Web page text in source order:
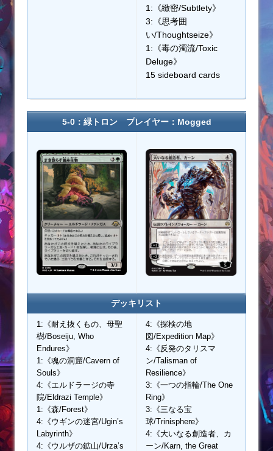
1:《緻密/Subtlety》
3:《思考囲
い/Thoughtseize》
1:《毒の濁流/Toxic
Deluge》
15 sideboard cards
5-0：緑トロン プレイヤー：Mogged
デッキリスト
1:《耐え抜くもの、母聖
樹/Boseiju, Who
Endures》
1:《魂の洞窟/Cavern of
Souls》
4:《エルドラージの寺
院/Eldrazi Temple》
1:《森/Forest》
4:《ウギンの迷宮/Ugin’s
Labyrinth》
4:《ウルザの鉱山/Urza’s
4:《探検の地
図/Expedition Map》
4:《反発のタリスマ
ン/Talisman of
Resilience》
3:《一つの指輪/The One
Ring》
3:《三なる宝
球/Trinisphere》
4:《大いなる創造者、カ
ーン/Karn, the Great